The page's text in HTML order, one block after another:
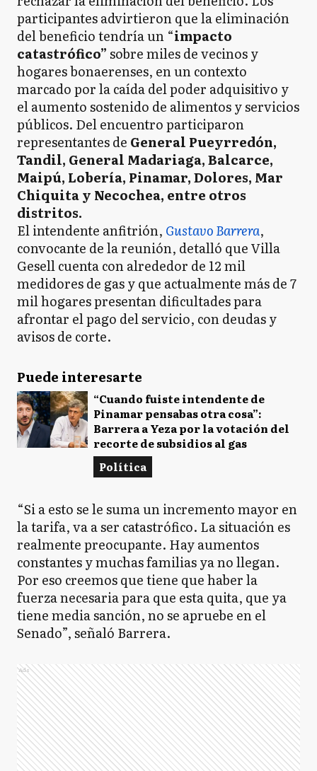
participantes advirtieron que la eliminación
del beneficio tendría un “impacto
catastrófico”sobre miles de vecinos y
hogares bonaerenses, en un contexto
marcado por la caída del poder adquisitivo y
el aumento sostenido de alimentos y servicios
públicos. Del encuentro participaron
representantes de General Pueyrredón,
Tandil, General Madariaga, Balcarce,
Maipú, Lobería, Pinamar, Dolores, Mar
Chiquita y Necochea, entre otros
distritos.
El intendente anfitrión, Gustavo Barrera,
convocante de la reunión, detalló que Villa
Gesell cuenta con alrededor de 12 mil
medidores de gas y que actualmente más de 7
mil hogares presentan dificultades para
afrontar el pago del servicio, con deudas y
avisos de corte.
Puede interesarte
“Cuando fuiste intendente de
Pinamar pensabas otra cosa”:
Barrera a Yeza por la votación del
recorte de subsidios al gas
Política
“Si a esto se le suma un incremento mayor en
la tarifa, va a ser catastrófico. La situación es
realmente preocupante. Hay aumentos
constantes y muchas familias ya no llegan.
Por eso creemos que tiene que haber la
fuerza necesaria para que esta quita, que ya
tiene media sanción, no se apruebe en el
Senado”, señaló Barrera.
Ads